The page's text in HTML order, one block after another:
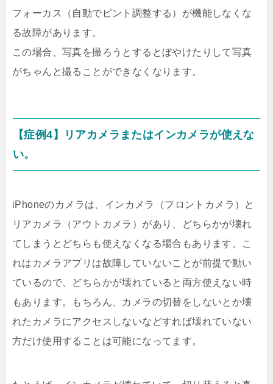
フォーカス（自動でピント調整する）が機能しなくな
る故障があります。
この場合、写真を撮ろうとするとぼやけたりして写真
がちゃんと撮ることができなくなります。
【症例4】リアカメラまたはインカメラが使えな
い。
iPhoneのカメラは、インカメラ（フロントカメラ）と
リアカメラ（アウトカメラ）があり、どちらかが壊れ
てしまうとどちらも使えなくなる場合もあります。こ
れはカメラアプリは故障していないことが前提で動い
ているので、どちらかが壊れていると両方使えない時
もあります。もちろん、カメラの切替をしないとか壊
れたカメラにアクセスしないなどすれば壊れていない
方だけ使用することは可能になってます。